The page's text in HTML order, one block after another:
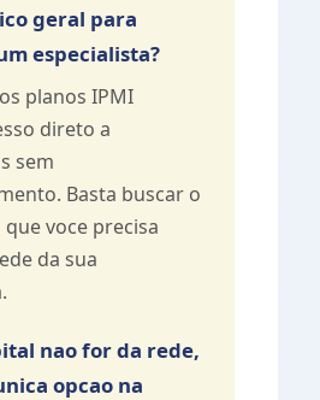
geral para
especialista?
planos IPMI
direto a
sem
Basta buscar o
voce precisa
da sua
nao for da rede,
opcao na